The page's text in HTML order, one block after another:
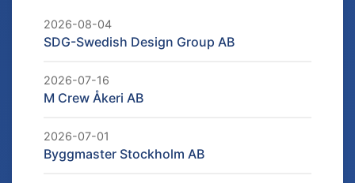
2026-08-04
SDG-Swedish Design Group AB
2026-07-16
M Crew Åkeri AB
2026-07-01
Byggmaster Stockholm AB